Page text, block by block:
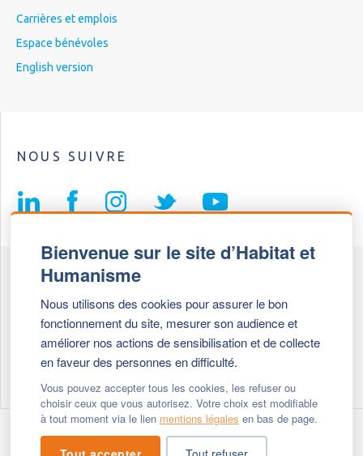
Bienvenue sur le site d’Habitat et
Humanisme
Nous utilisons des cookies pour assurer le bon
fonctionnement du site, mesurer son audience et
améliorer nos actions de sensibilisation et de collecte
en faveur des personnes en difficulté.
Vous pouvez accepter tous les cookies, les refuser ou
choisir ceux que vous autorisez. Votre choix est modifiable
à tout moment via le lien mentions légales en bas de page.
Carrières et emplois
Espace bénévoles
English version
NOUS SUIVRE
69647 Caluire et Cuire cedex
+ 33 (0)4 72 27 42 58
- © 2026 Habitat & Humanisme